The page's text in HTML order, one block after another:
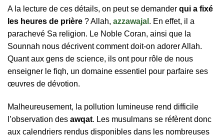
A la lecture de ces détails, on peut se demander qui a fixé
les heures de prière ? Allah, azzawajal . En effet, il a
parachevé Sa religion. Le Noble Coran, ainsi que la
Sounnah nous décrivent comment doit-on adorer Allah.
Quant aux gens de science, ils ont pour rôle de nous
enseigner le fiqh, un domaine essentiel pour parfaire ses
œuvres de dévotion.
Malheureusement, la pollution lumineuse rend difficile
l’observation des awqat. Les musulmans se réfèrent donc
aux calendriers rendus disponibles dans les nombreuses